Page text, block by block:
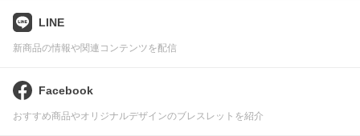
LINE
新商品の情報や関連コンテンツを配信
Facebook
おすすめ商品やオリジナルデザインのブレスレットを紹介